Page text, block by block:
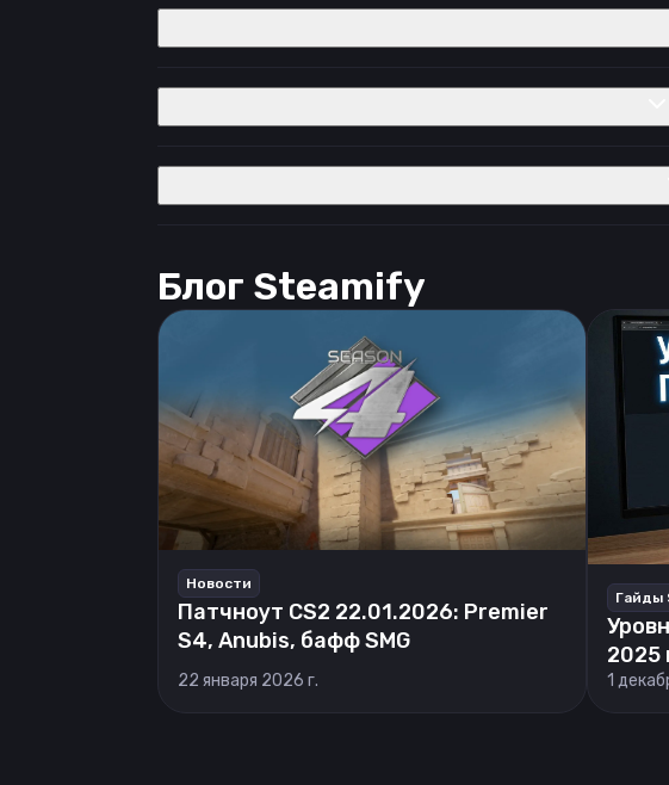
Блог Steamify
Новости
Патчноут CS2 22.01.2026: Premier
S4, Anubis, бафф SMG
22 января 2026 г.
Гайды
2025
1